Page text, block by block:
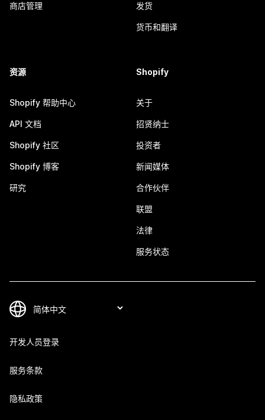
商店管理 发货
货币和翻译
资源
Shopify 帮助中心
API 文档
Shopify 社区
Shopify 博客
研究
Shopify
关于
招贤纳士
投资者
新闻媒体
合作伙伴
联盟
法律
服务状态
开发人员登录
服务条款
隐私政策